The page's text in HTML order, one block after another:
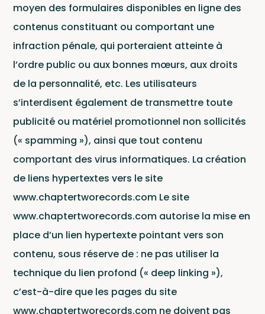
moyen des formulaires disponibles en ligne des
contenus constituant ou comportant une
infraction pénale, qui porteraient atteinte à
l’ordre public ou aux bonnes mœurs, aux droits
de la personnalité, etc. Les utilisateurs
s’interdisent également de transmettre toute
publicité ou matériel promotionnel non sollicités
(« spamming »), ainsi que tout contenu
comportant des virus informatiques. La création
de liens hypertextes vers le site
www.chaptertworecords.com Le site
www.chaptertworecords.com autorise la mise en
place d’un lien hypertexte pointant vers son
contenu, sous réserve de : ne pas utiliser la
technique du lien profond (« deep linking »),
c’est-à-dire que les pages du site
www.chaptertworecords.com ne doivent pas
Ce site est protégé par reCAPTCHA et Google
Politique de confidentialitéet
Conditions d'utilisation.